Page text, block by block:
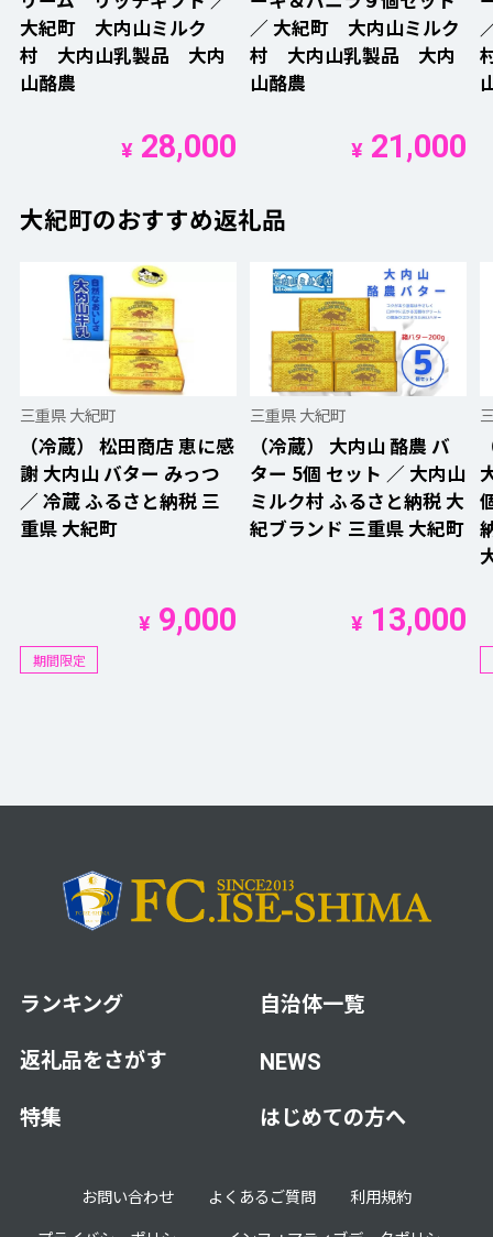
大紀町 大内山ミルク
村 大内山乳製品 大内
山酪農
¥ 28,000
／ 大紀町 大内山ミルク
村 大内山乳製品 大内
山酪農
¥ 21,000
大紀町のおすすめ返礼品
三重県 大紀町
（冷蔵） 松田商店 恵に感
謝 大内山 バター みっつ
／ 冷蔵 ふるさと納税 三
重県 大紀町
¥ 9,000
期間限定
三重県 大紀町
（冷蔵） 大内山 酪農 バ
ター 5個 セット ／ 大内山
ミルク村 ふるさと納税 大
紀ブランド 三重県 大紀町
¥ 13,000
ランキング
返礼品をさがす
特集
自治体一覧
NEWS
はじめての方へ
お問い合わせ よくあるご質問
利用規約